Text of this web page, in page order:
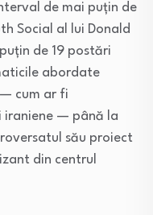
de mai puțin de
Social al lui Donald
de 19 postări
abordate
cum ar fi
iraniene — până la
său proiect
din centrul